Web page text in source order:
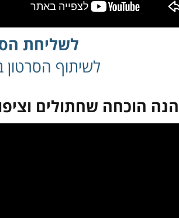
לשליחת
לשיתוף הסרטון
הנה הוכחה שחתולים